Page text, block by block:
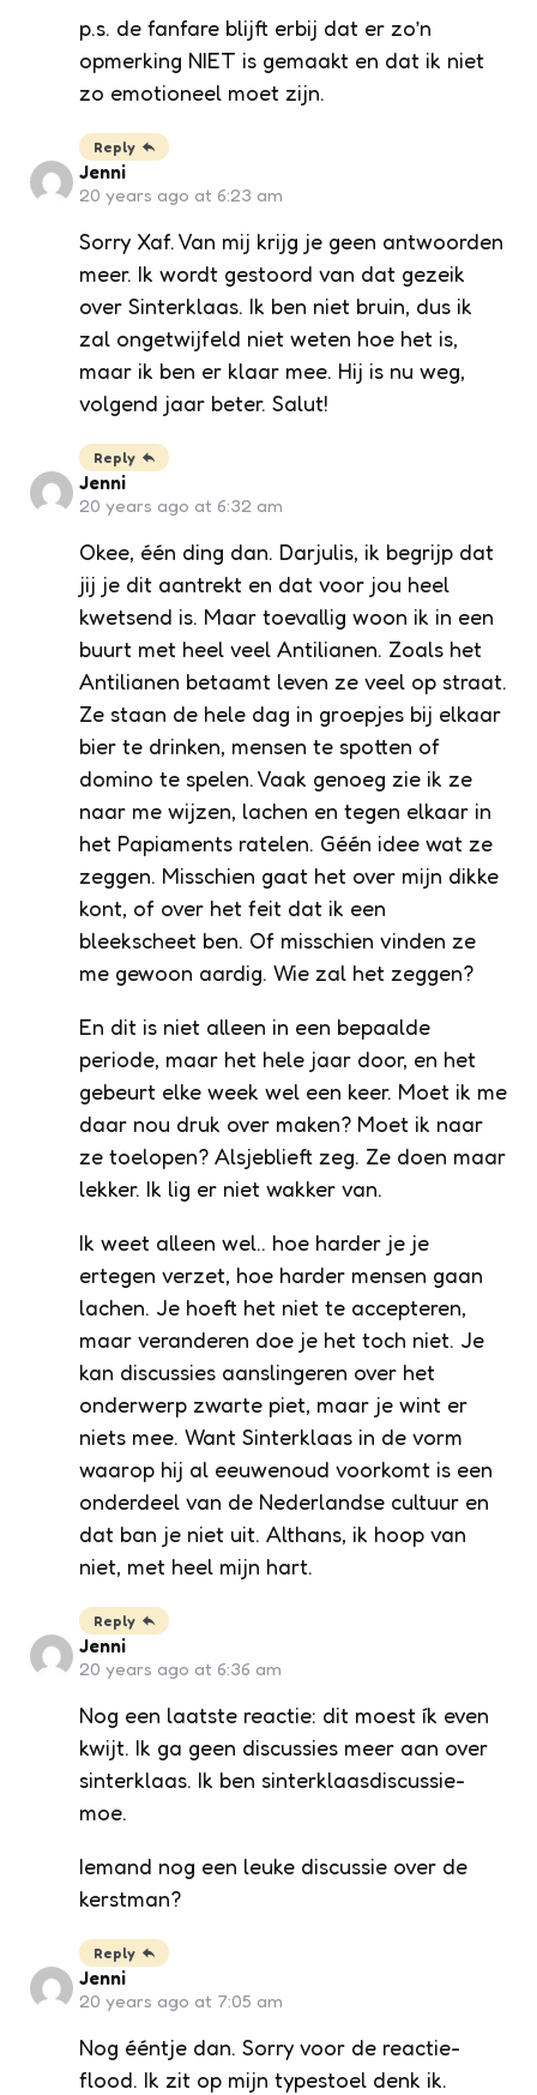
p.s. de fanfare blijft erbij dat er zo’n
opmerking NIET is gemaakt en dat ik niet
zo emotioneel moet zijn.
Reply
Jenni
20 years ago at 6:23 am
Sorry Xaf. Van mij krijg je geen antwoorden
meer. Ik wordt gestoord van dat gezeik
over Sinterklaas. Ik ben niet bruin, dus ik
zal ongetwijfeld niet weten hoe het is,
maar ik ben er klaar mee. Hij is nu weg,
volgend jaar beter. Salut!
Reply
Jenni
20 years ago at 6:32 am
Okee, één ding dan. Darjulis, ik begrijp dat
jij je dit aantrekt en dat voor jou heel
kwetsend is. Maar toevallig woon ik in een
buurt met heel veel Antilianen. Zoals het
Antilianen betaamt leven ze veel op straat.
Ze staan de hele dag in groepjes bij elkaar
bier te drinken, mensen te spotten of
domino te spelen. Vaak genoeg zie ik ze
naar me wijzen, lachen en tegen elkaar in
het Papiaments ratelen. Géén idee wat ze
zeggen. Misschien gaat het over mijn dikke
kont, of over het feit dat ik een
bleekscheet ben. Of misschien vinden ze
me gewoon aardig. Wie zal het zeggen?
En dit is niet alleen in een bepaalde
periode, maar het hele jaar door, en het
gebeurt elke week wel een keer. Moet ik me
daar nou druk over maken? Moet ik naar
ze toelopen? Alsjeblieft zeg. Ze doen maar
lekker. Ik lig er niet wakker van.
Ik weet alleen wel.. hoe harder je je
ertegen verzet, hoe harder mensen gaan
lachen. Je hoeft het niet te accepteren,
maar veranderen doe je het toch niet. Je
kan discussies aanslingeren over het
onderwerp zwarte piet, maar je wint er
niets mee. Want Sinterklaas in de vorm
waarop hij al eeuwenoud voorkomt is een
onderdeel van de Nederlandse cultuur en
dat ban je niet uit. Althans, ik hoop van
niet, met heel mijn hart.
Reply
Jenni
20 years ago at 6:36 am
Nog een laatste reactie: dit moest ík even
kwijt. Ik ga geen discussies meer aan over
sinterklaas. Ik ben sinterklaasdiscussie-
moe.
Iemand nog een leuke discussie over de
kerstman?
Reply
Jenni
20 years ago at 7:05 am
Nog ééntje dan. Sorry voor de reactie-
flood. Ik zit op mijn typestoel denk ik.